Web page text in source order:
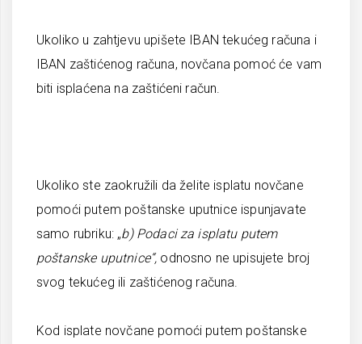
Ukoliko u zahtjevu upišete IBAN tekućeg računa i
IBAN zaštićenog računa, novčana pomoć će vam
biti isplaćena na zaštićeni račun.
Ukoliko ste zaokružili da želite isplatu novčane
pomoći putem poštanske uputnice ispunjavate
samo rubriku: „b) Podaci za isplatu putem
poštanske uputnice“, odnosno ne upisujete broj
svog tekućeg ili zaštićenog računa.
Kod isplate novčane pomoći putem poštanske